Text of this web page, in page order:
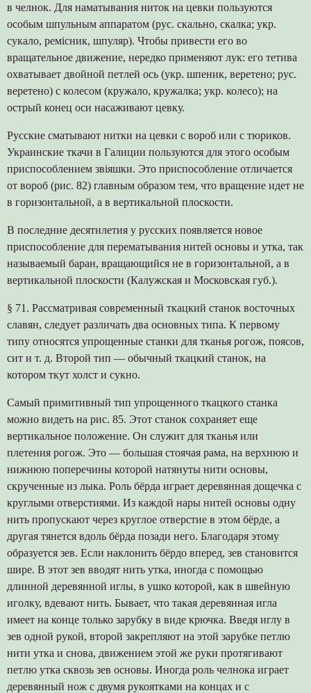
в челнок. Для наматывания ниток на цевки пользуются
особым шпульным аппаратом (рус. скально, скалка; укр.
сукало, ремісник, шпуляр). Чтобы привести его во
вращательное движение, нередко применяют лук: его тетива
охватывает двойной петлей ось (укр. шпеник, веретено; рус.
веретено) с колесом (кружало, кружалка; укр. колесо); на
острый конец оси насаживают цевку.
Русские сматывают нитки на цевки с вороб или с тюриков.
Украинские ткачи в Галиции пользуются для этого особым
приспособлением звіяшки. Это приспособление отличается
от вороб (рис. 82) главным образом тем, что вращение идет не
в горизонтальной, а в вертикальной плоскости.
В последние десятилетия у русских появляется новое
приспособление для перематывания нитей основы и утка, так
называемый баран, вращающийся не в горизонтальной, а в
вертикальной плоскости (Калужская и Московская губ.).
§ 71. Рассматривая современный ткацкий станок восточных
славян, следует различать два основных типа. К первому
типу относятся упрощенные станки для тканья рогож, поясов,
сит и т. д. Второй тип — обычный ткацкий станок, на
котором ткут холст и сукно.
Самый примитивный тип упрощенного ткацкого станка
можно видеть на рис. 85. Этот станок сохраняет еще
вертикальное положение. Он служит для тканья или
плетения рогож. Это — большая стоячая рама, на верхнюю и
нижнюю поперечины которой натянуты нити основы,
скрученные из лыка. Роль бёрда играет деревянная дощечка с
круглыми отверстиями. Из каждой нары нитей основы одну
нить пропускают через круглое отверстие в этом бёрде, а
другая тянется вдоль бёрда позади него. Благодаря этому
образуется зев. Если наклонить бёрдо вперед, зев становится
шире. В этот зев вводят нить утка, иногда с помощью
длинной деревянной иглы, в ушко которой, как в швейную
иголку, вдевают нить. Бывает, что такая деревянная игла
имеет на конце только зарубку в виде крючка. Введя иглу в
зев одной рукой, второй закрепляют на этой зарубке петлю
нити утка и снова, движением этой же руки протягивают
петлю утка сквозь зев основы. Иногда роль челнока играет
деревянный нож с двумя рукоятками на концах и с